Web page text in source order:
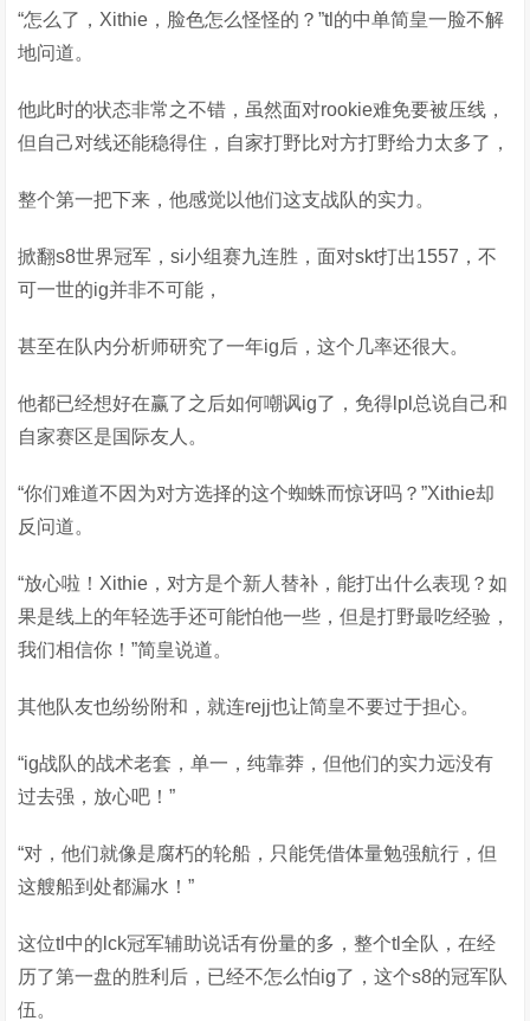
“怎么了，Xithie，脸色怎么怪怪的？”tl的中单简皇一脸不解
地问道。
他此时的状态非常之不错，虽然面对rookie难免要被压线，
但自己对线还能稳得住，自家打野比对方打野给力太多了，
整个第一把下来，他感觉以他们这支战队的实力。
掀翻s8世界冠军，si小组赛九连胜，面对skt打出1557，不
可一世的ig并非不可能，
甚至在队内分析师研究了一年ig后，这个几率还很大。
他都已经想好在赢了之后如何嘲讽ig了，免得lpl总说自己和
自家赛区是国际友人。
“你们难道不因为对方选择的这个蜘蛛而惊讶吗？”Xithie却
反问道。
“放心啦！Xithie，对方是个新人替补，能打出什么表现？如
果是线上的年轻选手还可能怕他一些，但是打野最吃经验，
我们相信你！”简皇说道。
其他队友也纷纷附和，就连rejj也让简皇不要过于担心。
“ig战队的战术老套，单一，纯靠莽，但他们的实力远没有
过去强，放心吧！”
“对，他们就像是腐朽的轮船，只能凭借体量勉强航行，但
这艘船到处都漏水！”
这位tl中的lck冠军辅助说话有份量的多，整个tl全队，在经
历了第一盘的胜利后，已经不怎么怕ig了，这个s8的冠军队
伍。